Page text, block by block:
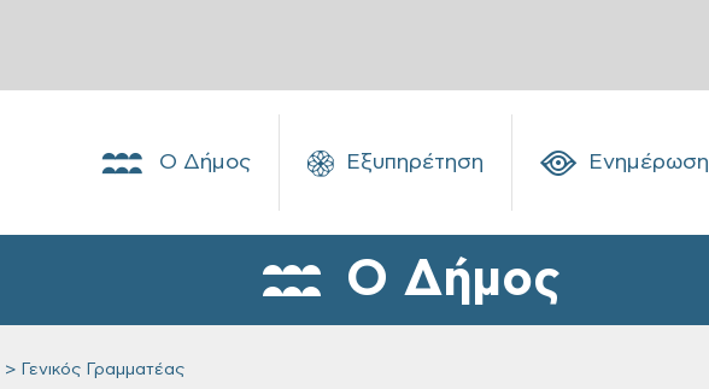
Ο Δήμος Εξυπηρέτηση Ενημέρωση
Ο Δήμος
Γενικός Γραμματέας